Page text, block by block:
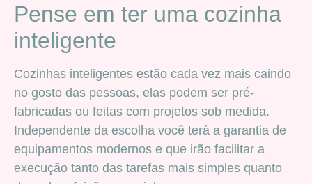
Pense em ter uma cozinha
inteligente
Cozinhas inteligentes estão cada vez mais caindo
no gosto das pessoas, elas podem ser pré-
fabricadas ou feitas com projetos sob medida.
Independente da escolha você terá a garantia de
equipamentos modernos e que irão facilitar a
execução tanto das tarefas mais simples quanto